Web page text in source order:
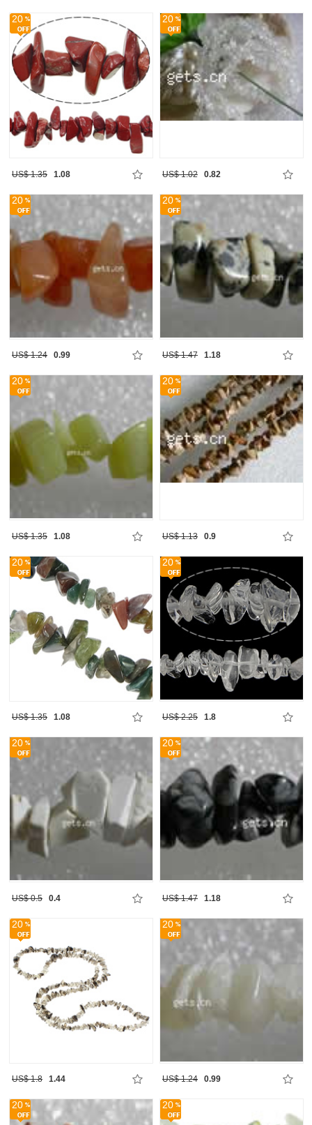
20
US$ 1.35 1.08
20
US$ 1.02 0.82
20
US$ 1.24 0.99
20
US$ 1.47 1.18
20
US$ 1.35 1.08
20
US$ 1.13 0.9
20
US$ 1.35 1.08
20
US$ 2.25 1.8
20
US$ 0.5 0.4
20
US$ 1.47 1.18
20
US$ 1.8 1.44
20
US$ 1.24 0.99
20 20